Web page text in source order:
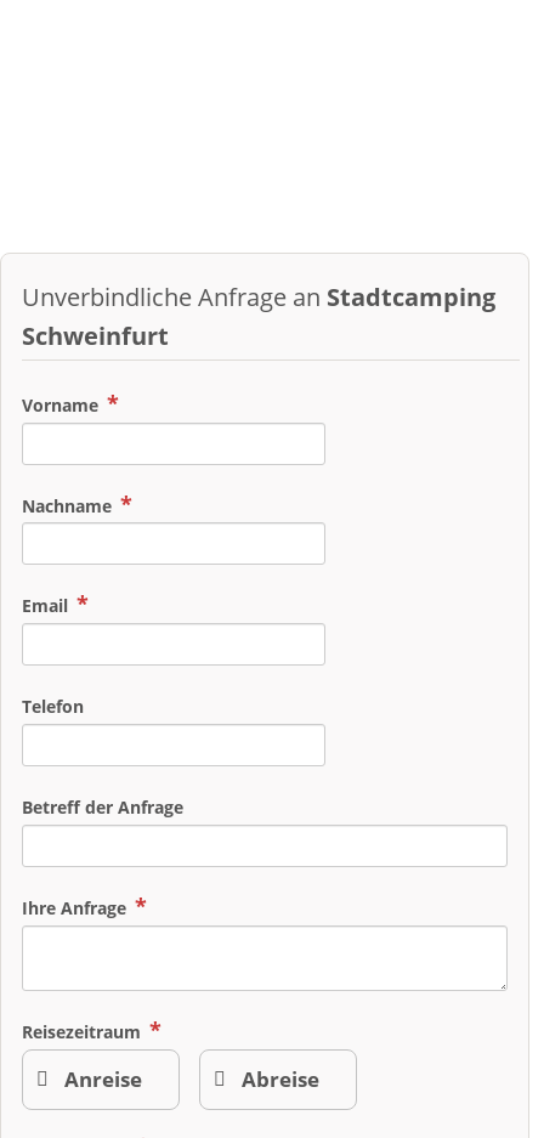
Unverbindliche Anfrage an Stadtcamping
Schweinfurt
Vorname
Nachname
Email
Telefon
Betreff der Anfrage
Ihre Anfrage
Reisezeitraum